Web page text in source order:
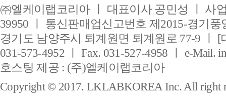
㈜엘케이랩코리아 ㅣ 대표이사 공민성 ㅣ 사
39950 ㅣ 통신판매업신고번호 제2015-경기풍
경기도 남양주시 퇴계원면 퇴계원로 77-9 ㅣ [
031-573-4952 ㅣ Fax. 031-527-4958 ㅣ e-Mail.
호스팅 제공 : (주)엘케이랩코리아
Copyright © 2017. LKLABKOREA Inc. All right